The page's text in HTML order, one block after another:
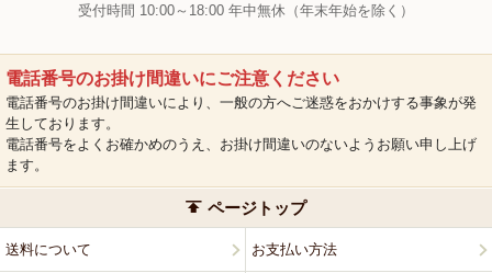
受付時間 10:00～18:00 年中無休（年末年始を除く）
電話番号のお掛け間違いにご注意ください
電話番号のお掛け間違いにより、一般の方へご迷惑をおかけする事象が発
生しております。
電話番号をよくお確かめのうえ、お掛け間違いのないようお願い申し上げ
ます。
ページトップ
送料について お支払い方法